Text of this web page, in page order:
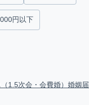
円以下
1.5次会・会費婚） 婚姻届